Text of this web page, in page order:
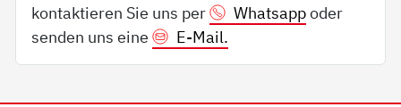
kontaktieren Sie uns per
Whatsappoder
senden uns eine
E-Mail.